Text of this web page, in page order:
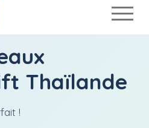
Thaïlande
!